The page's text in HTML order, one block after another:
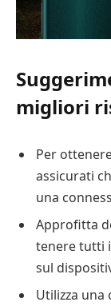
migliori
Per
assicurati
una
Approfitta
tenere tutti
sul
Utilizza